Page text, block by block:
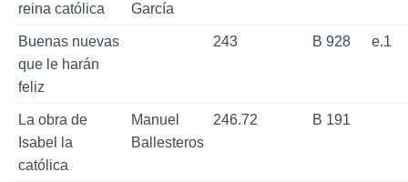
reina católica
García
Buenas nuevas
que le harán
feliz
243 B 928 e.1
La obra de
Isabel la
católica
Manuel
Ballesteros
246.72 B 191